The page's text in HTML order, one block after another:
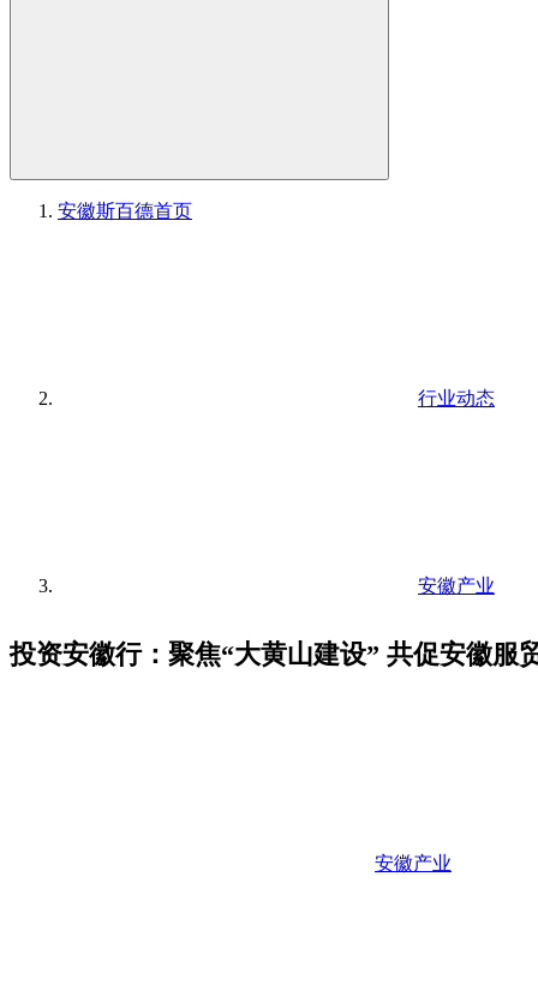
安徽斯百德首页
行业动态
安徽产业
投资安徽行：聚焦“大黄山建设” 共促安徽服
安徽产业